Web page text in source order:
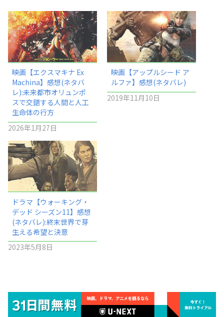
映画【エクスマキナ Ex
Machina】感想(ネタバ
レ):未来都市オリュンポ
スで交錯する人間と人工
生命体の行方
2026年1月27日
映画【アップルシード ア
ルファ】感想(ネタバレ)
2019年11月10日
ドラマ【ウォーキング・
デッド シーズン11】感想
(ネタバレ):終末世界で芽
生える希望と決意
2023年5月8日